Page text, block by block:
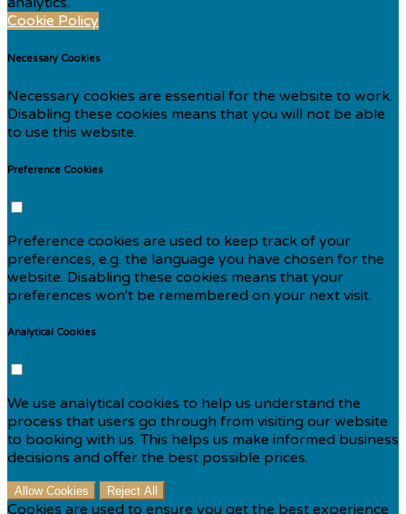
Cookie Policy
Necessary Cookies
Necessary cookies are essential for the website to work.
Disabling these cookies means that you will not be able
to use this website.
Preference Cookies
Preference cookies are used to keep track of your
preferences, e.g. the language you have chosen for the
website. Disabling these cookies means that your
preferences won't be remembered on your next visit.
Analytical Cookies
We use analytical cookies to help us understand the
process that users go through from visiting our website
to booking with us. This helps us make informed business
decisions and offer the best possible prices.
Allow Cookies Reject All
Cookies are used to ensure you get the best experience